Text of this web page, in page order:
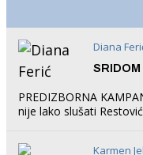
Diana
SRIDOM
PREDIZBORNA
nije lako slušati
Karmen